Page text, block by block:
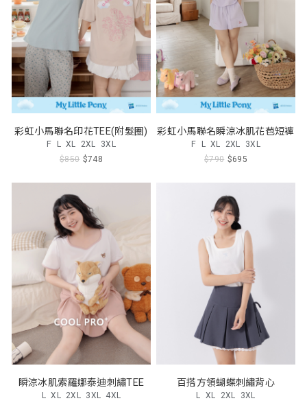
彩虹小馬聯名印花TEE(附髮圈)
F L XL 2XL 3XL
$850 $748
彩虹小馬聯名瞬涼冰肌花苞短褲
F L XL 2XL 3XL
$790 $695
瞬涼冰肌索羅娜泰迪刺繡TEE
L XL 2XL 3XL 4XL
百搭方領蝴蝶刺繡背心
L XL 2XL 3XL